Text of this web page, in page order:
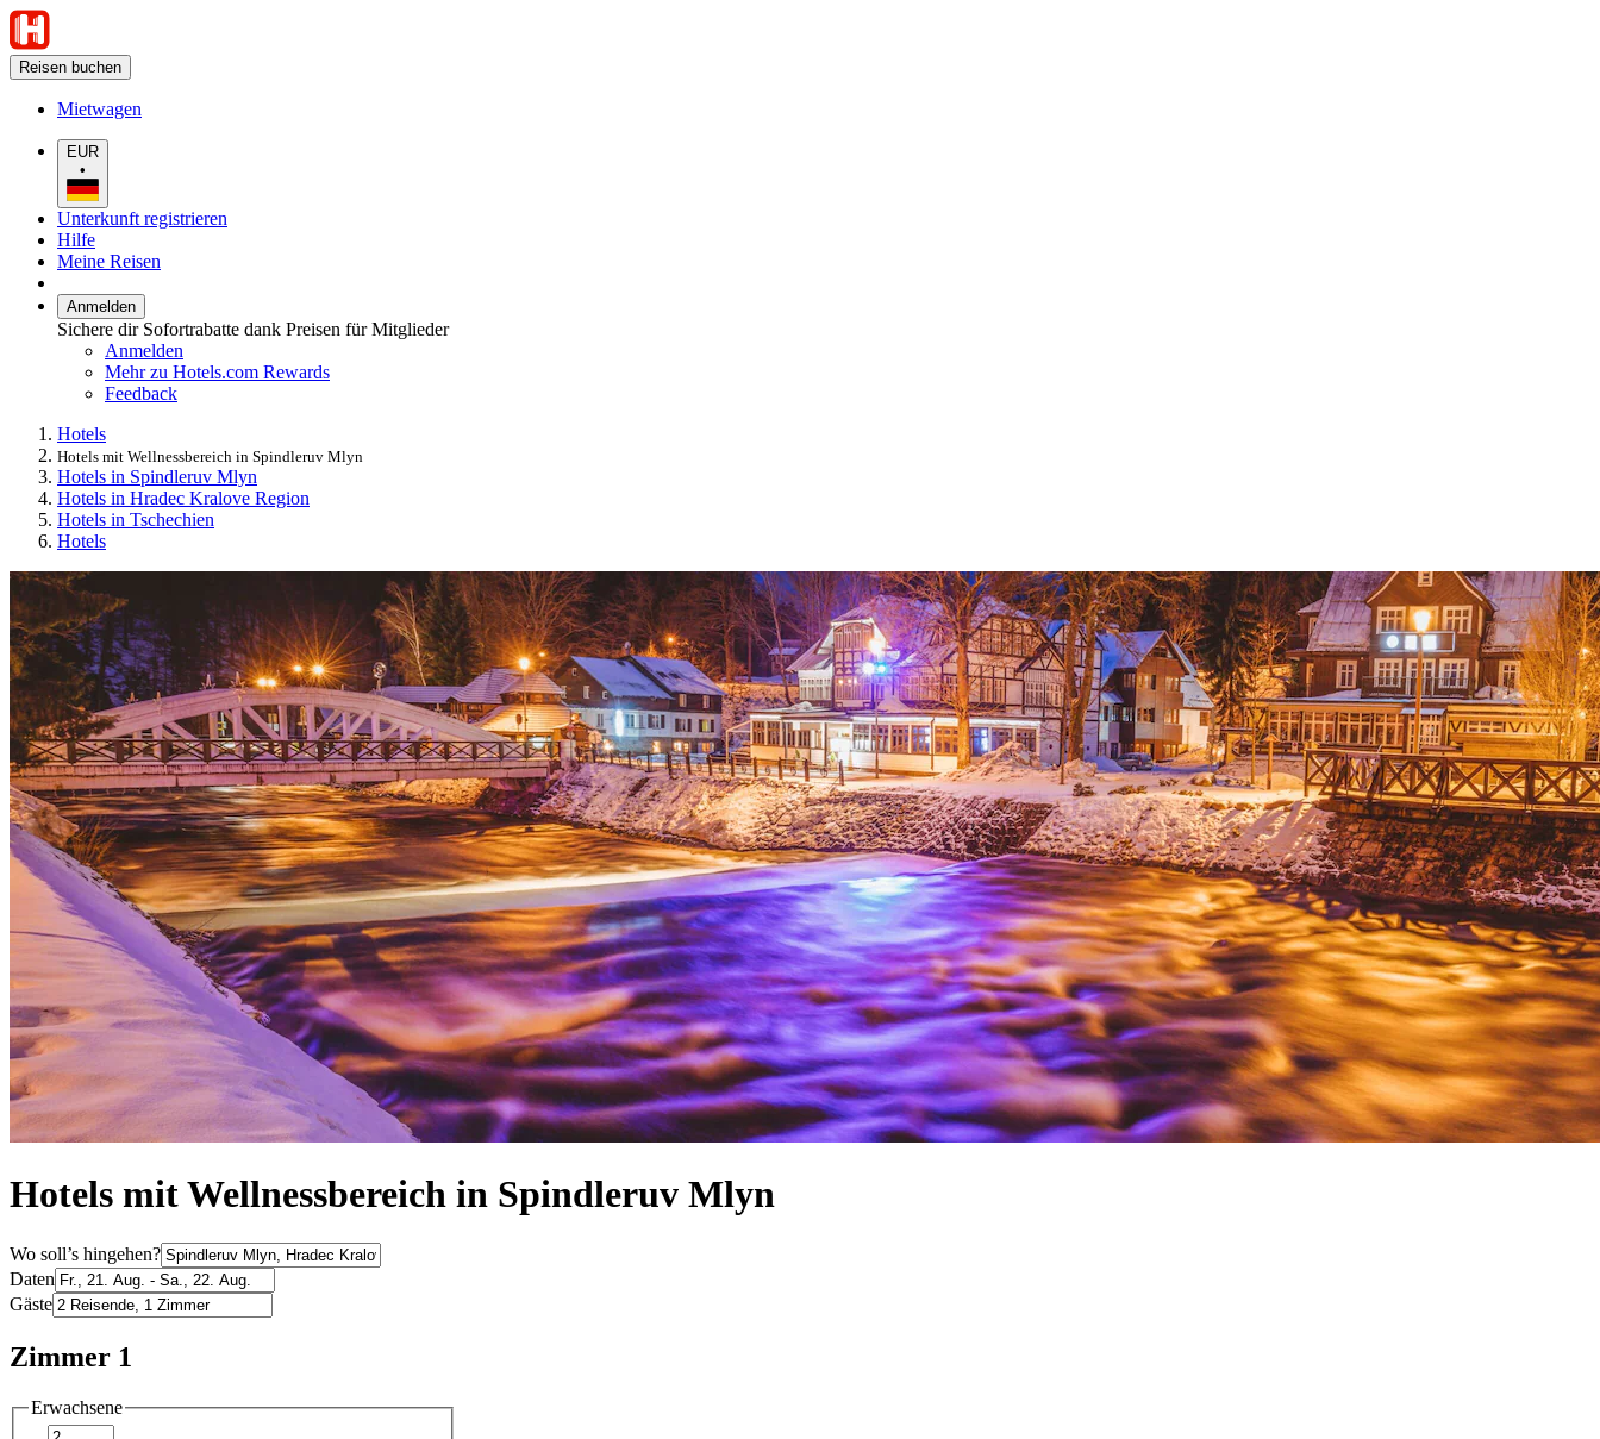
Reisen buchen
Mietwagen
EUR
•
Unterkunft registrieren
Hilfe
Meine Reisen
Anmelden
Sichere dir Sofortrabatte dank Preisen für Mitglieder
Anmelden
Mehr zu Hotels.com Rewards
Feedback
Hotels
Hotels mit Wellnessbereich in Spindleruv Mlyn
Hotels in Spindleruv Mlyn
Hotels in Hradec Kralove Region
Hotels in Tschechien
Hotels
Hotels mit Wellnessbereich in Spindleruv Mlyn
Wo soll’s hingehen?
Daten
Gäste
Zimmer 1
Erwachsene